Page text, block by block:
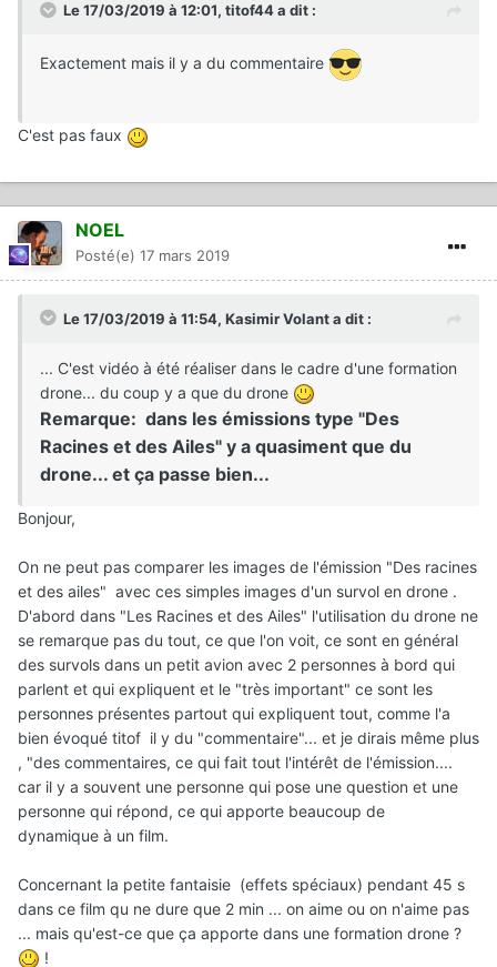
Le 17/03/2019 à 12:01, titof44a dit :
Exactement mais il y a du commentaire
C'est pas faux
NOEL
Posté(e) 17 mars 2019
Le 17/03/2019 à 11:54, Kasimir Volanta dit :
... C'est vidéo à été réaliser dans le cadre d'une formation
drone... du coup y a que du drone
Remarque: dans les émissions type "Des
Racines et des Ailes" y a quasiment que du
drone... et ça passe bien...
Bonjour,
On ne peut pas comparer les images de l'émission "Des racines
et des ailes" avec ces simples images d'un survol en drone .
D'abord dans "Les Racines et des Ailes" l'utilisation du drone ne
se remarque pas du tout, ce que l'on voit, ce sont en général
des survols dans un petit avion avec 2 personnes à bord qui
parlent et qui expliquent et le "très important" ce sont les
personnes présentes partout qui expliquent tout, comme l'a
bien évoqué titof il y du "commentaire"... et je dirais même plus
, "des commentaires, ce qui fait tout l'intérêt de l'émission....
car il y a souvent une personne qui pose une question et une
personne qui répond, ce qui apporte beaucoup de
dynamique à un film.
Concernant la petite fantaisie (effets spéciaux) pendant 45 s
dans ce film qu ne dure que 2 min ... on aime ou on n'aime pas
... mais qu'est-ce que ça apporte dans une formation drone ?
!